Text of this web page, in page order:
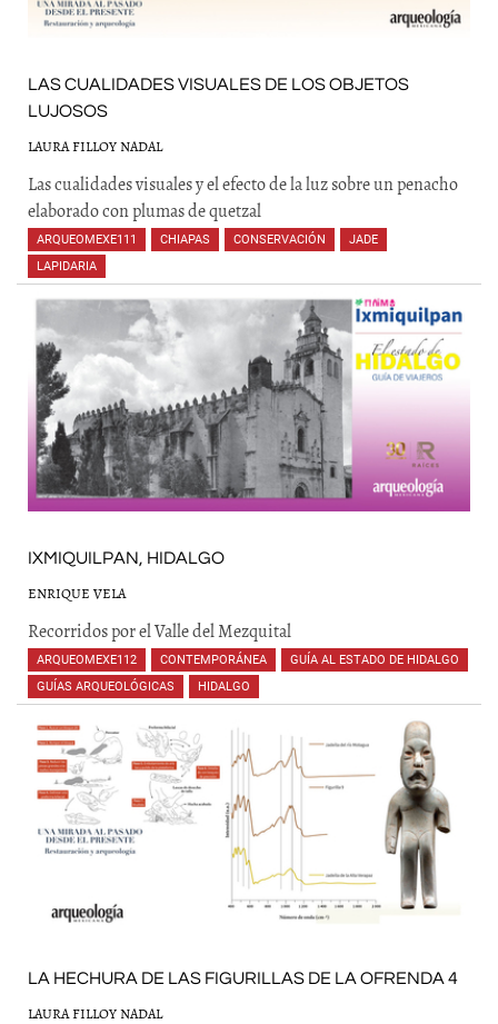
LAS CUALIDADES VISUALES DE LOS OBJETOS
LUJOSOS
LAURA FILLOY NADAL
Las cualidades visuales y el efecto de la luz sobre un penacho
elaborado con plumas de quetzal
ARQUEOMEXE111 CHIAPAS CONSERVACIÓN JADE
LAPIDARIA
IXMIQUILPAN, HIDALGO
ENRIQUE VELA
Recorridos por el Valle del Mezquital
ARQUEOMEXE112 CONTEMPORÁNEA GUÍA AL ESTADO DE HIDALGO
GUÍAS ARQUEOLÓGICAS
HIDALGO
LA HECHURA DE LAS FIGURILLAS DE LA OFRENDA 4
LAURA FILLOY NADAL